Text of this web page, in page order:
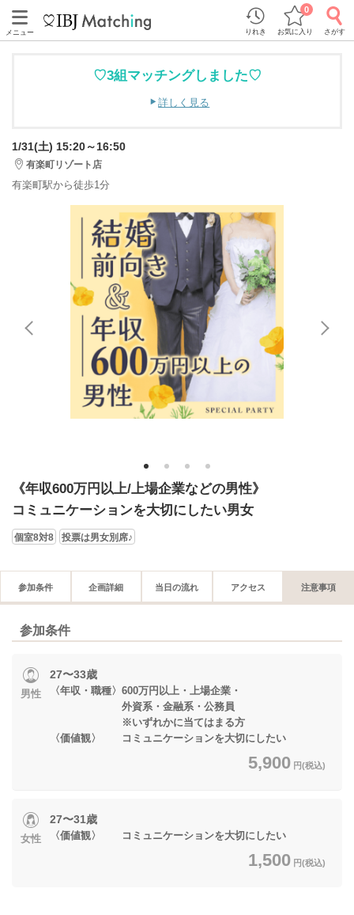
メニュー りれき お気に入り
0
さがす
♡3組マッチングしました♡
詳しく見る
1/31(土) 15:20～16:50
有楽町リゾート店
有楽町駅から徒歩1分
1 2 3 4
《年収600万円以上/上場企業などの男性》
コミュニケーションを大切にしたい男女
個室8対8 投票は男女別席♪
参加条件 企画詳細 当日の流れ アクセス 注意事項
参加条件
男性
27〜33歳
〈年収・職種〉600万円以上・上場企業・
外資系・金融系・公務員
※いずれかに当てはまる方
〈価値観〉 コミュニケーションを大切にしたい
5,900 円(税込)
女性
27〜31歳
〈価値観〉 コミュニケーションを大切にしたい
1,500 円(税込)